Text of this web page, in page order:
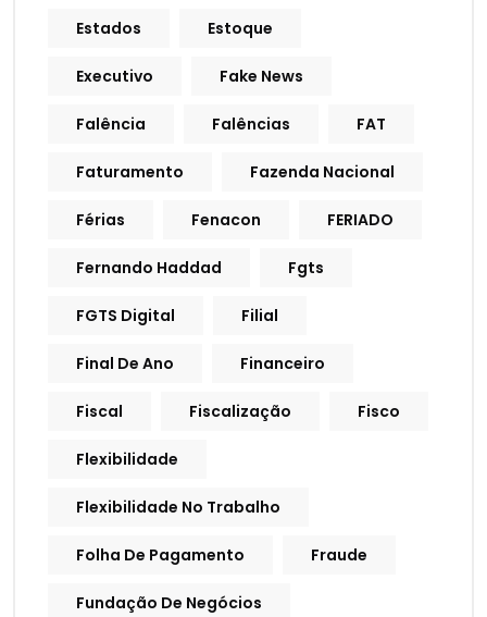
Estados Estoque
Executivo Fake News
Falência Falências FAT
Faturamento Fazenda Nacional
Férias Fenacon FERIADO
Fernando Haddad Fgts
FGTS Digital Filial
Final De Ano Financeiro
Fiscal Fiscalização Fisco
Flexibilidade
Flexibilidade No Trabalho
Folha De Pagamento Fraude
Fundação De Negócios